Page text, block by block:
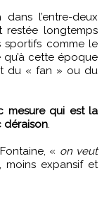
l’entre-deux
restée longtemps
sportifs comme le
qu’à cette époque
du « fan » ou du
mesure qui est la
déraison.
« on veut
expansif et